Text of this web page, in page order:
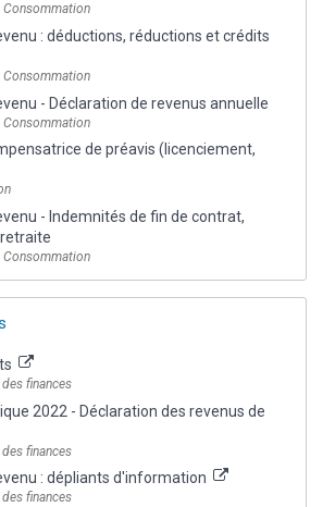
Consommation
: déductions, réductions et crédits
Consommation
- Déclaration de revenus annuelle
Consommation
de préavis (licenciement,
- Indemnités de fin de contrat,
Consommation
finances
2022 - Déclaration des revenus de
finances
: dépliants d'information
finances